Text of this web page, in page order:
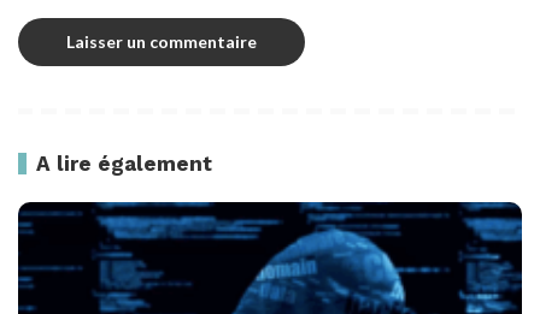
A lire également